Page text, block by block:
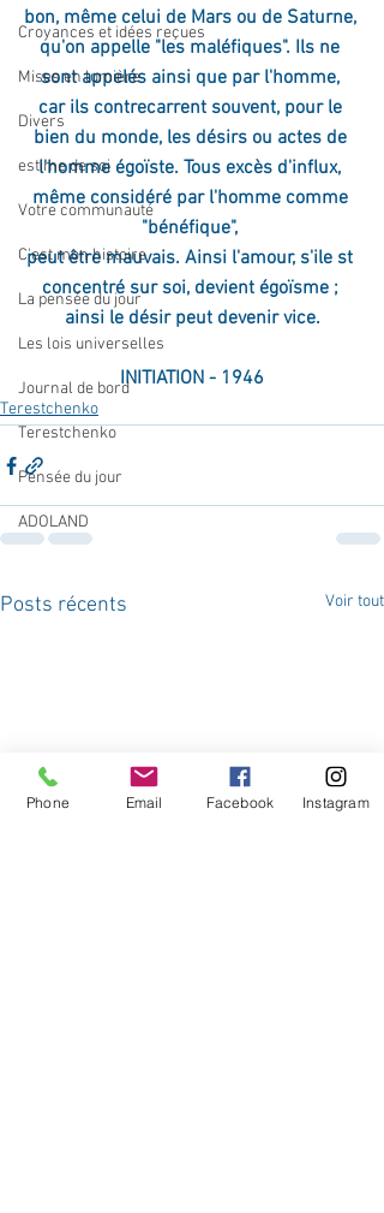
Croyances et idées reçues
Mises en lumière
Divers
estime de soi
Votre communauté
C'est mon histoire
La pensée du jour
Les lois universelles
Journal de bord
Terestchenko
Pensée du jour
ADOLAND
bon, même celui de Mars ou de Saturne,
qu'on appelle "les maléfiques". Ils ne
sont appelés ainsi que par l'homme,
car ils contrecarrent souvent, pour le
bien du monde, les désirs ou actes de
l'homme égoïste. Tous excès d'influx,
même considéré par l'homme comme
"bénéfique",
peut être mauvais. Ainsi l'amour, s'ile st
concentré sur soi, devient égoïsme ;
ainsi le désir peut devenir vice.
INITIATION - 1946
Terestchenko
Posts récents Voir tout
Phone Email Facebook Instagram